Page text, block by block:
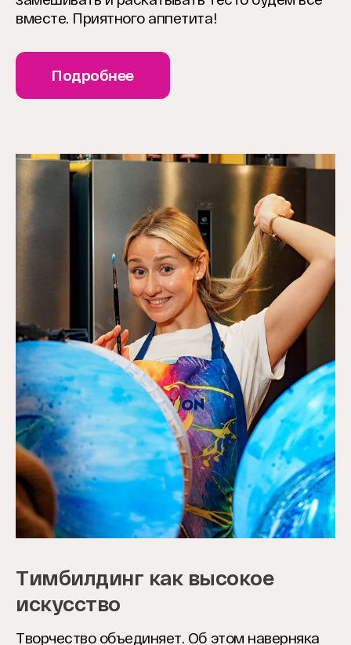
вместе. Приятного аппетита!
Подробнее
Тимбилдинг как высокое
искусство
Творчество объединяет. Об этом наверняка